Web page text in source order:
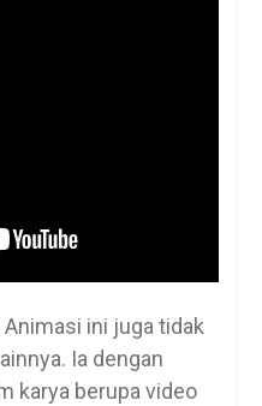
ini juga tidak
Ia dengan
karya berupa video